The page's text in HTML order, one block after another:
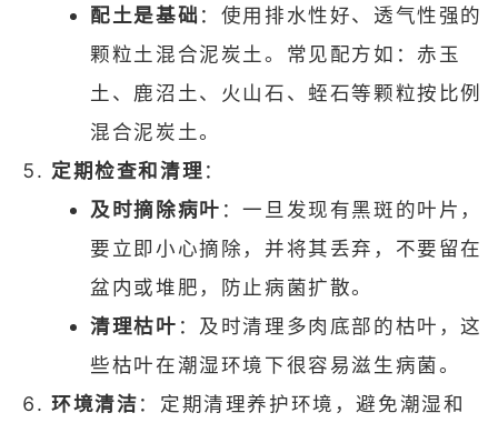
配土是基础 ：使用排水性好、透气性强的
颗粒土混合泥炭土。常见配方如：赤玉
土、鹿沼土、火山石、蛭石等颗粒按比例
混合泥炭土。
定期检查和清理：
及时摘除病叶 ：一旦发现有黑斑的叶片，
要立即小心摘除，并将其丢弃，不要留在
盆内或堆肥，防止病菌扩散。
清理枯叶 ：及时清理多肉底部的枯叶，这
些枯叶在潮湿环境下很容易滋生病菌。
环境清洁：定期清理养护环境，避免潮湿和